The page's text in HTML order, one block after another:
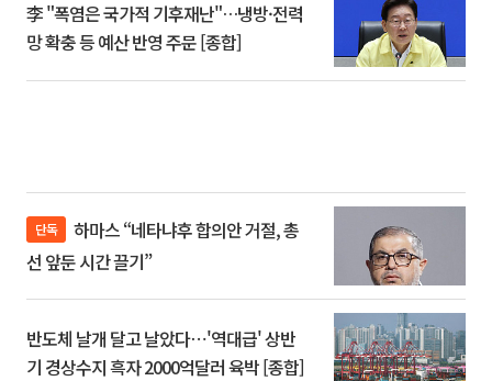
李 "폭염은 국가적 기후재난"…냉방·전력
망 확충 등 예산 반영 주문 [종합]
단독
선 앞둔 시간 끌기”
반도체 날개 달고 날았다⋯'역대급' 상반
기 경상수지 흑자 2000억달러 육박 [종합]